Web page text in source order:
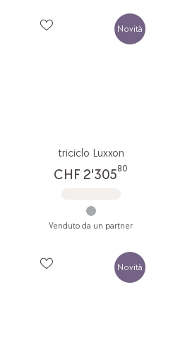
Novità
triciclo Luxxon
CHF 2'30580
Venduto da un partner
Novità